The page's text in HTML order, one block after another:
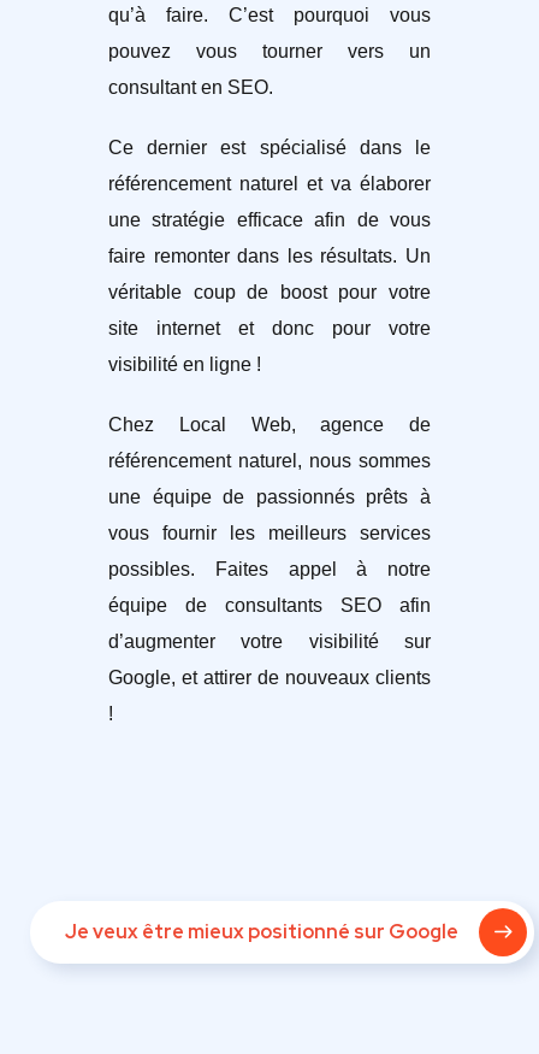
qu’à faire. C’est pourquoi vous
pouvez vous tourner vers un
consultant en SEO.
Ce dernier est spécialisé dans le
référencement naturel et va élaborer
une stratégie efficace afin de vous
faire remonter dans les résultats. Un
véritable coup de boost pour votre
site internet et donc pour votre
visibilité en ligne !
Chez Local Web, agence de
référencement naturel, nous sommes
une équipe de passionnés prêts à
vous fournir les meilleurs services
possibles. Faites appel à notre
équipe de consultants SEO afin
d’augmenter votre visibilité sur
Google, et attirer de nouveaux clients
!
Je veux être mieux positionné sur Google